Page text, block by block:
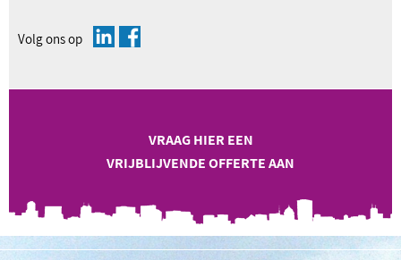
Volg ons op
VRAAG HIER EEN
VRIJBLIJVENDE OFFERTE AAN